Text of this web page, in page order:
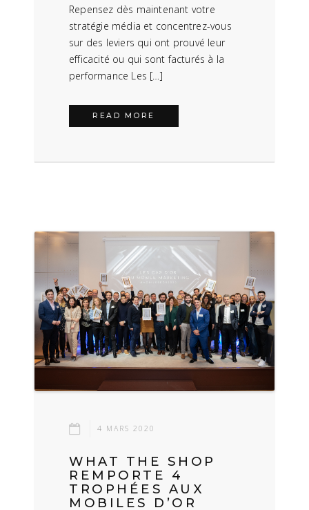
Repensez dès maintenant votre
stratégie média et concentrez-vous
sur des leviers qui ont prouvé leur
efficacité ou qui sont facturés à la
performance Les […]
READ MORE
4 MARS 2020
WHAT THE SHOP
REMPORTE 4
TROPHÉES AUX
MOBILES D’OR